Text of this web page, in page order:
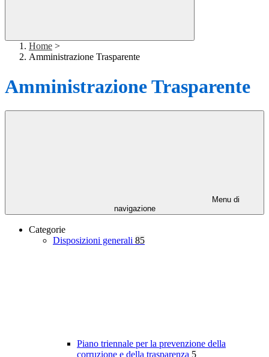
Home >
Amministrazione Trasparente
Amministrazione Trasparente
Menu di
navigazione
Categorie
Disposizioni generali 85
Piano triennale per la prevenzione della
corruzione e della trasparenza 5